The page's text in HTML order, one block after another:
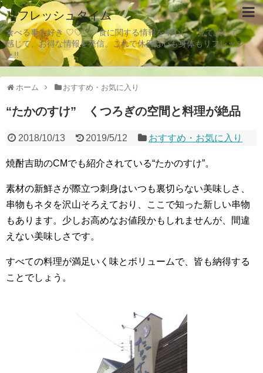
リフレッシュタイム
食べる事大好き ♡♡♡ 食に関する情報を中心に、見て試して
感じて、お得な情報を発信。これで休日は心も身体もリフレッシ
ュ!!
ホーム おすすめ・お気に入り
“たかのすけ” くつろぎの空間と料理が絶品
2018/10/13 2019/5/12 おすすめ・お気に入り
焼酎吉助のCMでも紹介されている“たかのすけ”。
素材の新鮮さが際立つ刺身はいつも裏切らない美味しさ、
串物もネタを沢山そろえており、ここで知った新しい串物
もあります。少しお高めなお値段かもしれませんが、間違
えない美味しさです。
すべての料理が満足いく味とボリュームで、皆も納得する
ことでしょう。